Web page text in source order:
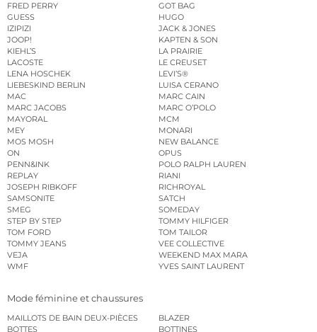
FRED PERRY
GOT BAG
GUESS
HUGO
IZIPIZI
JACK & JONES
JOOP!
KAPTEN & SON
KIEHL’S
LA PRAIRIE
LACOSTE
LE CREUSET
LENA HOSCHEK
LEVI’S®
LIEBESKIND BERLIN
LUISA CERANO
MAC
MARC CAIN
MARC JACOBS
MARC O’POLO
MAYORAL
MCM
MEY
MONARI
MOS MOSH
NEW BALANCE
ON
OPUS
PENN&INK
POLO RALPH LAUREN
REPLAY
RIANI
JOSEPH RIBKOFF
RICHROYAL
SAMSONITE
SATCH
SMEG
SOMEDAY
STEP BY STEP
TOMMY HILFIGER
TOM FORD
TOM TAILOR
TOMMY JEANS
VEE COLLECTIVE
VEJA
WEEKEND MAX MARA
WMF
YVES SAINT LAURENT
Mode féminine et chaussures
MAILLOTS DE BAIN DEUX-PIÈCES
BLAZER
BOTTES
BOTTINES